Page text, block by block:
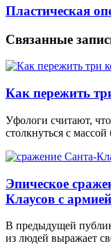
Пластическая
Связанные
Как пережить
Уфологи считают,
столкнуться с
Эпическое
Клаусов с
В предыдущей
из людей выражает